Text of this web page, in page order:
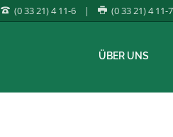
(0 33 21) 4 11-6 | (0 33 21) 4
ÜBER UNS